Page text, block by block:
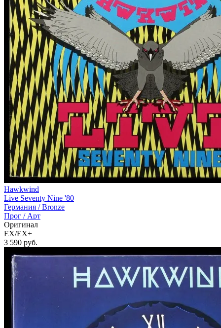
Hawkwind
Live Seventy Nine '80
Германия /Bronze
Прог / Арт
Оригинал
EX/EX+
3 590 руб.